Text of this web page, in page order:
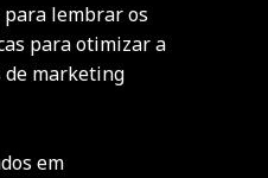
descobrir
lembrar os
para otimizar a
de marketing
​​em